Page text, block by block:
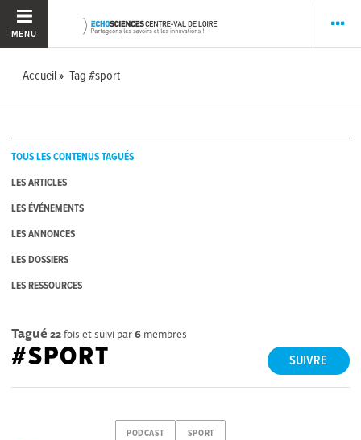
MENU
Accueil Tag #sport
TOUS LES CONTENUS TAGUÉS
LES ARTICLES
LES ÉVÉNEMENTS
LES ANNONCES
LES DOSSIERS
LES RESSOURCES
Tagué 22fois et suivi par6 membres
SUIVRE
#SPORT
PODCAST SPORT